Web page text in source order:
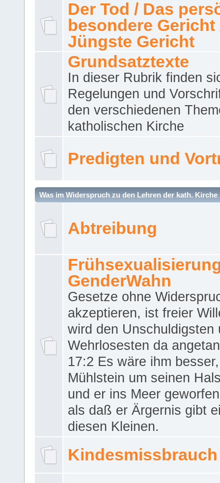
Der Tod / Das
besondere Gericht
Jüngste Gericht
Grundsatztexte
In dieser Rubrik finden
Regelungen und
den verschiedenen
katholischen Kirche
Predigten und
Was im Widerspruch zu den Lehren der kath. Kirche
Abtreibung
GenderWahn
Gesetze ohne
akzeptieren, ist freier
wird den Unschuldigsten
Wehrlosesten da
17:2 Es wäre ihm
Mühlstein um seinen
und er ins Meer
als daß er Ärgernis gibt
diesen Kleinen.
Kindesmissbrauch